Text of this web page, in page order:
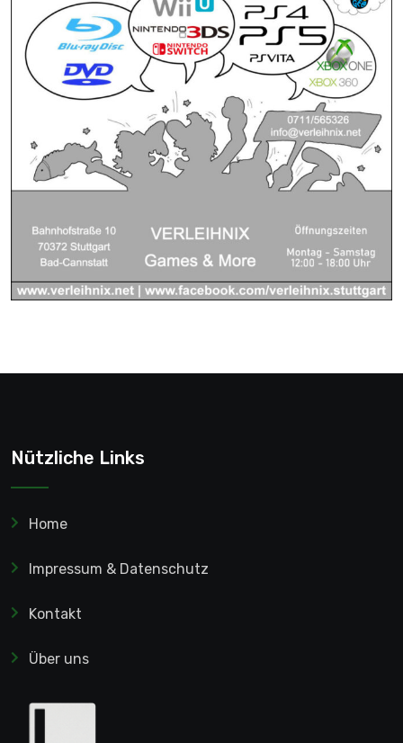
Nützliche Links
Home
Impressum & Datenschutz
Kontakt
Über uns